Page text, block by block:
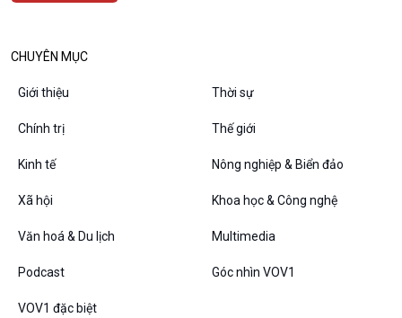
Tin Văn hoá & Du lịch
Câu chuyện Thể thao
Podcast
Góc nhìn VOV1
Bình luận
Câu chuyện thời sự
Đối thoại
CHUYÊN MỤC
Giới thiệu Thời sự
Chính trị Thế giới
Kinh tế Nông nghiệp & Biển đảo
Xã hội Khoa học & Công nghệ
Văn hoá & Du lịch Multimedia
Podcast Góc nhìn VOV1
VOV1 đặc biệt